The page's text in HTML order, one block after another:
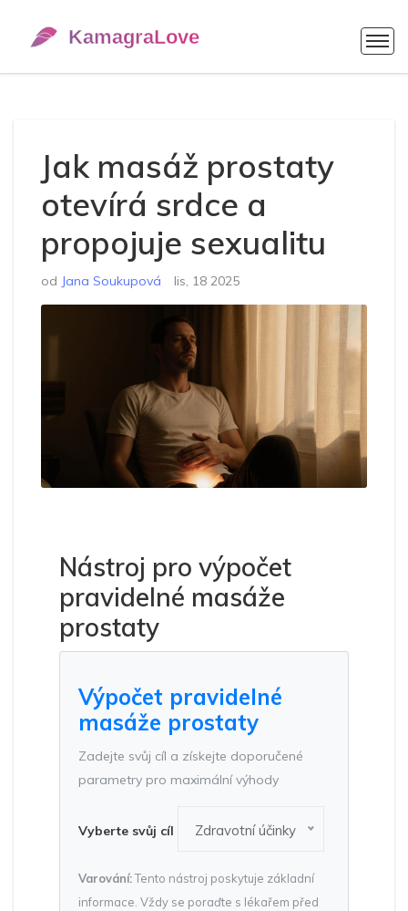
Jak masáž prostaty
otevírá srdce a
propojuje sexualitu
od Jana Soukupová lis, 18 2025
Nástroj pro výpočet
pravidelné masáže
prostaty
Výpočet pravidelné
masáže prostaty
Zadejte svůj cíl a získejte doporučené
parametry pro maximální výhody
Vyberte svůj cíl Zdravotní účinky
Varování:Tento nástroj poskytuje základní
informace. Vždy se poraďte s lékařem před